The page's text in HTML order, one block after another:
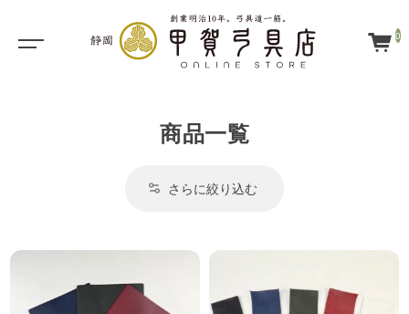
0
商品一覧
さらに絞り込む